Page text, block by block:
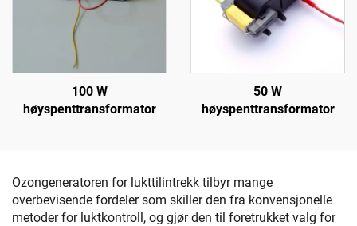
100 W
høyspenttransformator
50 W
høyspenttransformator
Ozongeneratoren for lukttilintrekk tilbyr mange
overbevisende fordeler som skiller den fra konvensjonelle
metoder for luktkontroll, og gjør den til foretrukket valg for